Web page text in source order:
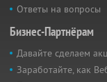
Ответы на вопросы
Бизнес-Партнёрам
Давайте сделаем
Заработайте, как